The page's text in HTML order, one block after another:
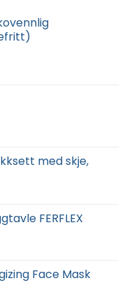
med skje,
FERFLEX
Face Mask